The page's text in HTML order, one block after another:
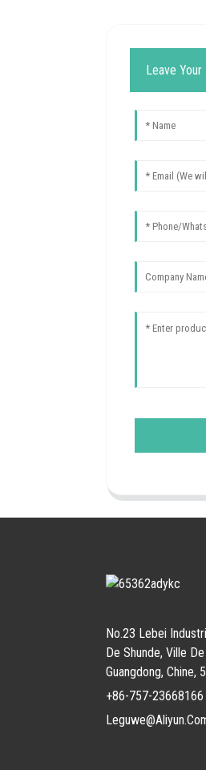
Leave
No.23 Lebei
De Shunde, Ville
Guangdong, Chine,
+86-757-23668166